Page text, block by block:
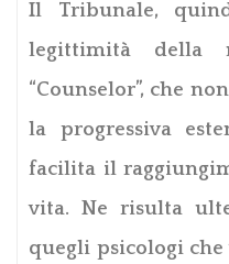
Il Tribunale,
legittimità della
“Counselor”, che
la progressiva
facilita il
vita. Ne risulta
quegli psicologi